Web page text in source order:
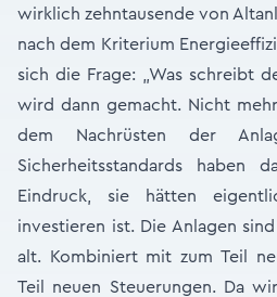
wirklich zehntausende von
nach dem Kriterium
sich die Frage: „Was schreibt
wird dann gemacht. Nicht
dem Nachrüsten der
Sicherheitsstandards haben
Eindruck, sie hätten
investieren ist. Die Anlagen
alt. Kombiniert mit zum Teil
Teil neuen Steuerungen. Da